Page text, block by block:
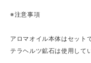
※注意事項
アロマオイル本体はセット
テラヘルツ鉱石は使用して